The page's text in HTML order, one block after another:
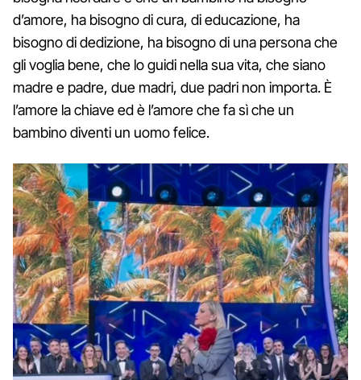
d’amore, ha bisogno di cura, di educazione, ha
bisogno di dedizione, ha bisogno di una persona che
gli voglia bene, che lo guidi nella sua vita, che siano
madre e padre, due madri, due padri non importa. È
l’amore la chiave ed è l’amore che fa sì che un
bambino diventi un uomo felice.